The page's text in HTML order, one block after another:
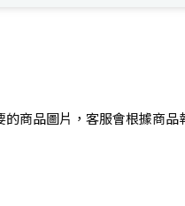
的商品圖片，客服會根據商品